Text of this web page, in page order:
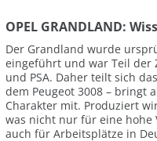
OPEL GRANDLAND:
Der Grandland wurde
eingeführt und war Teil der
und PSA. Daher teilt sich
dem Peugeot 3008 – bringt
Charakter mit. Produziert
was nicht nur für eine
auch für Arbeitsplätze in